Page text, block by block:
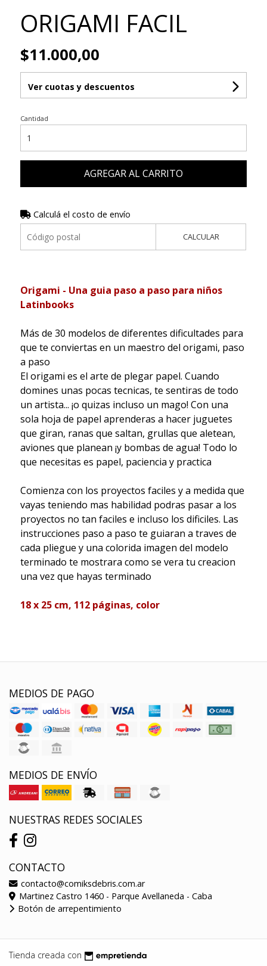
ORIGAMI FACIL
$11.000,00
Ver cuotas y descuentos
Cantidad
AGREGAR AL CARRITO
Calculá el costo de envío
CALCULAR
Origami - Una guia paso a paso para niños
Latinbooks
Más de 30 modelos de diferentes dificultades para
que te conviertas en un maestro del origami, paso
a paso
El origami es el arte de plegar papel. Cuando
domines unas pocas tecnicas, te sentiras de todo
un artista... ¡o quizas incluso un mago! Con una
sola hoja de papel aprenderas a hacer juguetes
que giran, ranas que saltan, grullas que aletean,
aviones que planean ¡y bombas de agua! Todo lo
que necesitas es papel, paciencia y practica
Comienza con los proyectos faciles y a medida que
vayas teniendo mas habilidad podras pasar a los
proyectos no tan faciles e incluso los dificiles. Las
instrucciones paso a paso te guiaran a traves de
cada pliegue y una colorida imagen del modelo
terminado te mostrara como se vera tu creacion
una vez que hayas terminado
18 x 25 cm, 112 páginas, color
MEDIOS DE PAGO
MEDIOS DE ENVÍO
NUESTRAS REDES SOCIALES
CONTACTO
contacto@comiksdebris.com.ar
Martinez Castro 1460 - Parque Avellaneda - Caba
Botón de arrepentimiento
Tienda creada con